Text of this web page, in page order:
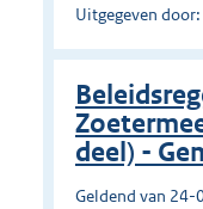
Uitgegeven
deel) -
Geldend van